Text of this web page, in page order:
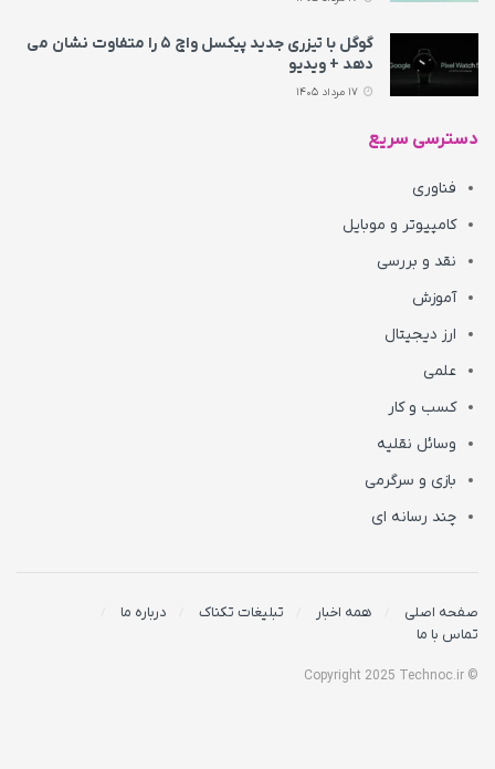
گوگل با تیزری جدید پیکسل واچ ۵ را متفاوت نشان می‌
دهد + ویدیو
دسترسی سریع
فناوری
کامپیوتر و موبایل
نقد و بررسی
آموزش
ارز دیجیتال
علمی
کسب و کار
وسائل نقلیه
بازی و سرگرمی
چند رسانه ای
صفحه اصلی همه اخبار تبلیغات تکناک
درباره ما
تماس با ما
© Copyright 2025 Technoc.ir